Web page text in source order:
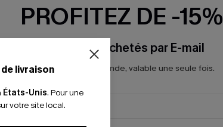
livraison
États-Unis. Pour une
votre site local.
PROFITEZ DE -15%
-15% dès 2 Achetés par E-mail
*Un code par commande, valable une seule fois.